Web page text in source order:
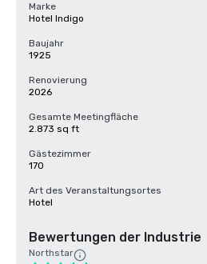
Marke
Hotel Indigo
Baujahr
1925
Renovierung
2026
Gesamte Meetingfläche
2.873 sq ft
Gästezimmer
170
Art des Veranstaltungsortes
Hotel
Bewertungen der Industrie
Northstar